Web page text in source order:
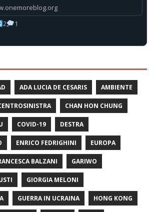
2 1
ADA LUCIA DE CESARIS AMBIENTE
CHAN HON CHUNG
COVID-19 DESTRA
ENRICO FEDRIGHINI EUROPA
BALZANI GARIWO
GIORGIA MELONI
GUERRA IN UCRAINA HONG KONG